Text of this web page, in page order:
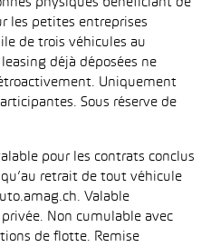
physiques bénéficiant de
les petites entreprises
de trois véhicules au
déjà déposées ne
Uniquement
Sous réserve de
pour les contrats conclus
retrait de tout véhicule
Valable
Non cumulable avec
de flotte. Remise